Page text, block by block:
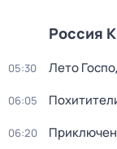
Россия К
05:30 Лето
06:05
06:20